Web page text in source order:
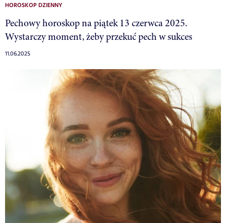
HOROSKOP DZIENNY
Pechowy horoskop na piątek 13 czerwca 2025.
Wystarczy moment, żeby przekuć pech w sukces
11.06.2025